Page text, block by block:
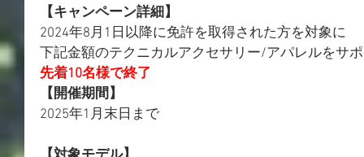
【キャンペーン詳細】
2024年8月1日以降に免許を取得された方を対象に
下記金額のテクニカルアクセサリー/アパレルをサ
​​先着10名様で終了
【開催期間】
2025年1月末日まで